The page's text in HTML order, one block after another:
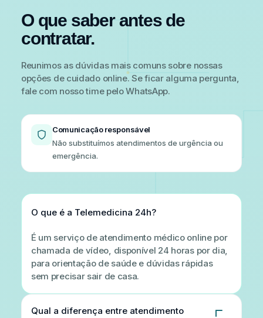
Dermatologia
Endocrinologia e Metabologia
Endocrinologia Pediátrica
Gastroenterologia
Geriatria
Ginecologia e Obstetrícia
Neurologia
Ortopedia e Traumatologia
Otorrinolaringologia
Pneumologia
Psicologia / Psicoterapia
Psiquiatria
Urologia
O que saber antes de
contratar.
Reunimos as dúvidas mais comuns sobre nossas
opções de cuidado online. Se ficar alguma pergunta,
fale com nosso time pelo WhatsApp.
Comunicação responsável
Não substituímos atendimentos de urgência ou
emergência.
O que é a Telemedicina 24h?
É um serviço de atendimento médico online por
chamada de vídeo, disponível 24 horas por dia,
para orientação de saúde e dúvidas rápidas
sem precisar sair de casa.
Qual a diferença entre atendimento